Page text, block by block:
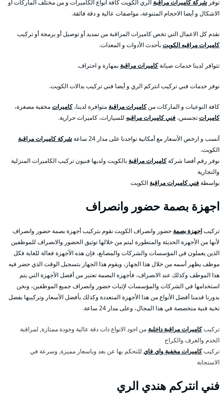
توفر شركة كاميرات مراقبة الري الكويت كافة أنواع الكاميرات و من مختلف الماركات أو
الاشكال و أيضا الاحجام المتنوعة، مواصفات عالية و دقة فائقة.
نقدم كل الاعمال التي تخص كاميرات المراقبة من تمديد أو توصيل أو برمجة أو تركيب
كاميرات مراقبه الكويتبأحدث الأدوات و المعدات.
تتوافر لدينا خدمات صيانةكاميرات مراقبة بمهارة و احتراف.
نوفر خدمات فني تركيب انتركم الري و أيضا فني تركيب بدالات الكويت.
كافة النوعيات و الماركات منكاميرات مراقبة متوافرة لدينا،كاميراتمخفية مصغرة،
كاميراتتجسس، فني كاميرات مراقبه للسيارات، كاميرات حرارية.
أنسب و ارخص الأسعار مع أمكانية تواجدنا على مدار 24 ساعة
شركة كاميرات مراقبة
الكويت.
نوفر رقم أفضا شركةكاميرات مراقبة بالكويت ولديها فنيون تركيب الكاميرات المنزلية
والتجارية
بواسطةفني كاميرات مراقبة الكويت
اجهزة بصمة حضور وانصراف
تركيباجهزة بصمة حضور وانصراف الكويت نقوم بتركيب أجهزة بصمة حضور وانصراف
لأنها من الأجهزة الحديثة والمتطورة ليتم من خلالها توثيق الحضور والانصراف للموظفين
الذين يعملون في المؤسسات والشركات والمصانع، فإن هذه الأجهزة فعالة للغاية فكل
موظف يظهر أسمه من خلال هذا الجهاز، ويقوم هذا الجهاز بتسجيل الوقت الذي حضر فيه
هذا الموظف وكذلك عند الانصراف، فأجهزة البصمة تعتبر من أفضل الأجهزة التي يتم
استخدامها في الشركات والمؤسسات لإثبات حضور وانصراف جميع الموظفين، ونحن
بدورنا قدمنا أفضل الأنواع من هذا الأجهزة المتعددة وكذلك بأفضل الأسعار وتركيبها بفضل
نخبة فنية متخصصة في هذا المجال، وعلى مدار 24 ساعة.
تركيبكاميرات مراقبة داخلية من اجود الانواع ذات دقة عالية وجودة ممتازة, لمراقبة
الخدم والغرف والكراج
تركيبكاميرات مخفية واي فاي للتحكم بها عن بعد وباسعار مميزة, وسرعة في
الاستجابة
فني انتركم هندي الري